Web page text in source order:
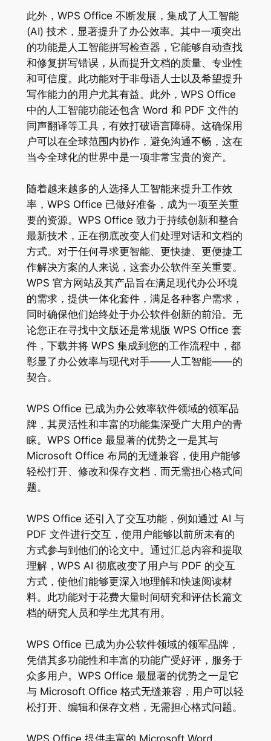
此外，WPS Office 不断发展，集成了人工智能
(AI) 技术，显著提升了办公效率。其中一项突出
的功能是人工智能拼写检查器，它能够自动查找
和修复拼写错误，从而提升文档的质量、专业性
和可信度。此功能对于非母语人士以及希望提升
写作能力的用户尤其有益。此外，WPS Office
中的人工智能功能还包含 Word 和 PDF 文件的
同声翻译等工具，有效打破语言障碍。这确保用
户可以在全球范围内协作，避免沟通不畅，这在
当今全球化的世界中是一项非常宝贵的资产。
随着越来越多的人选择人工智能来提升工作效
率，WPS Office 已做好准备，成为一项至关重
要的资源。WPS Office 致力于持续创新和整合
最新技术，正在彻底改变人们处理对话和文档的
方式。对于任何寻求更智能、更快捷、更便捷工
作解决方案的人来说，这套办公软件至关重要。
WPS 官方网站及其产品旨在满足现代办公环境
的需求，提供一体化套件，满足各种客户需求，
同时确保他们始终处于办公软件创新的前沿。无
论您正在寻找中文版还是常规版 WPS Office 套
件，下载并将 WPS 集成到您的工作流程中，都
彰显了办公效率与现代对手——人工智能——的
契合。
WPS Office 已成为办公效率软件领域的领军品
牌，其灵活性和丰富的功能集深受广大用户的青
睐。WPS Office 最显著的优势之一是其与
Microsoft Office 布局的无缝兼容，使用户能够
轻松打开、修改和保存文档，而无需担心格式问
题。
WPS Office 还引入了交互功能，例如通过 AI 与
PDF 文件进行交互，使用户能够以前所未有的
方式参与到他们的论文中。通过汇总内容和提取
理解，WPS AI 彻底改变了用户与 PDF 的交互
方式，使他们能够更深入地理解和快速阅读材
料。此功能对于花费大量时间研究和评估长篇文
档的研究人员和学生尤其有用。
WPS Office 已成为办公软件领域的领军品牌，
凭借其多功能性和丰富的功能广受好评，服务于
众多用户。WPS Office 最显著的优势之一是它
与 Microsoft Office 格式无缝兼容，用户可以轻
松打开、编辑和保存文档，无需担心格式问题。